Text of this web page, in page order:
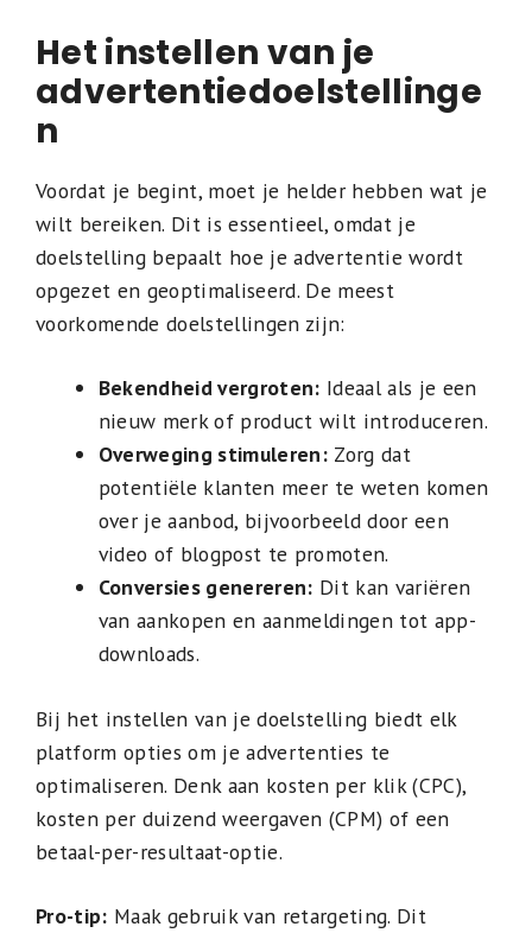
Het instellen van je
advertentiedoelstellinge
n
Voordat je begint, moet je helder hebben wat je
wilt bereiken. Dit is essentieel, omdat je
doelstelling bepaalt hoe je advertentie wordt
opgezet en geoptimaliseerd. De meest
voorkomende doelstellingen zijn:
Bekendheid vergroten: Ideaal als je een
nieuw merk of product wilt introduceren.
Overweging stimuleren: Zorg dat
potentiële klanten meer te weten komen
over je aanbod, bijvoorbeeld door een
video of blogpost te promoten.
Conversies genereren: Dit kan variëren
van aankopen en aanmeldingen tot app-
downloads.
Bij het instellen van je doelstelling biedt elk
platform opties om je advertenties te
optimaliseren. Denk aan kosten per klik (CPC),
kosten per duizend weergaven (CPM) of een
betaal-per-resultaat-optie.
Pro-tip: Maak gebruik van retargeting. Dit